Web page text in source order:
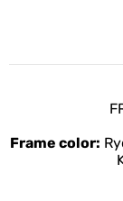
Frame color: